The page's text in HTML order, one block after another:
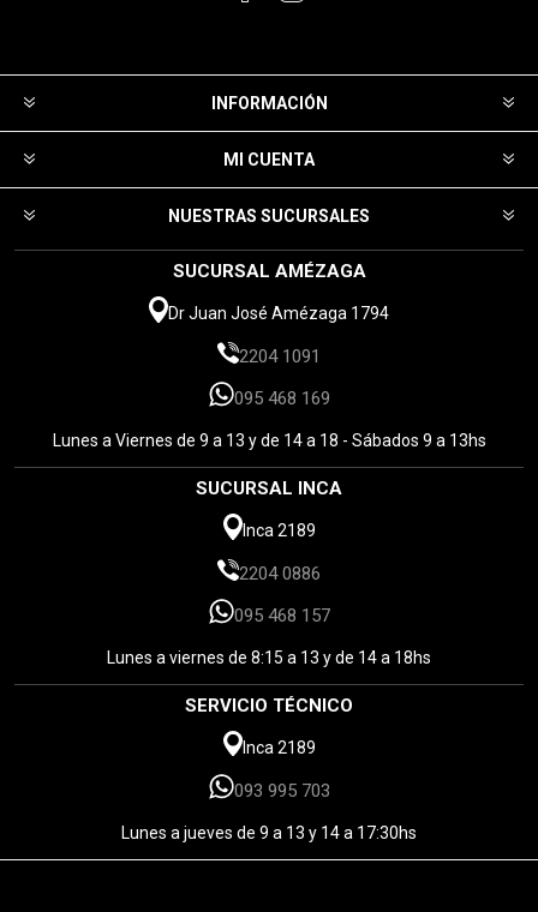
INFORMACIÓN
MI CUENTA
NUESTRAS SUCURSALES
SUCURSAL AMÉZAGA
Dr Juan José Amézaga 1794
2204 1091
095 468 169
Lunes a Viernes de 9 a 13 y de 14 a 18 - Sábados 9 a 13hs
SUCURSAL INCA
Inca 2189
2204 0886
095 468 157
Lunes a viernes de 8:15 a 13 y de 14 a 18hs
SERVICIO TÉCNICO
Inca 2189
093 995 703
Lunes a jueves de 9 a 13 y 14 a 17:30hs